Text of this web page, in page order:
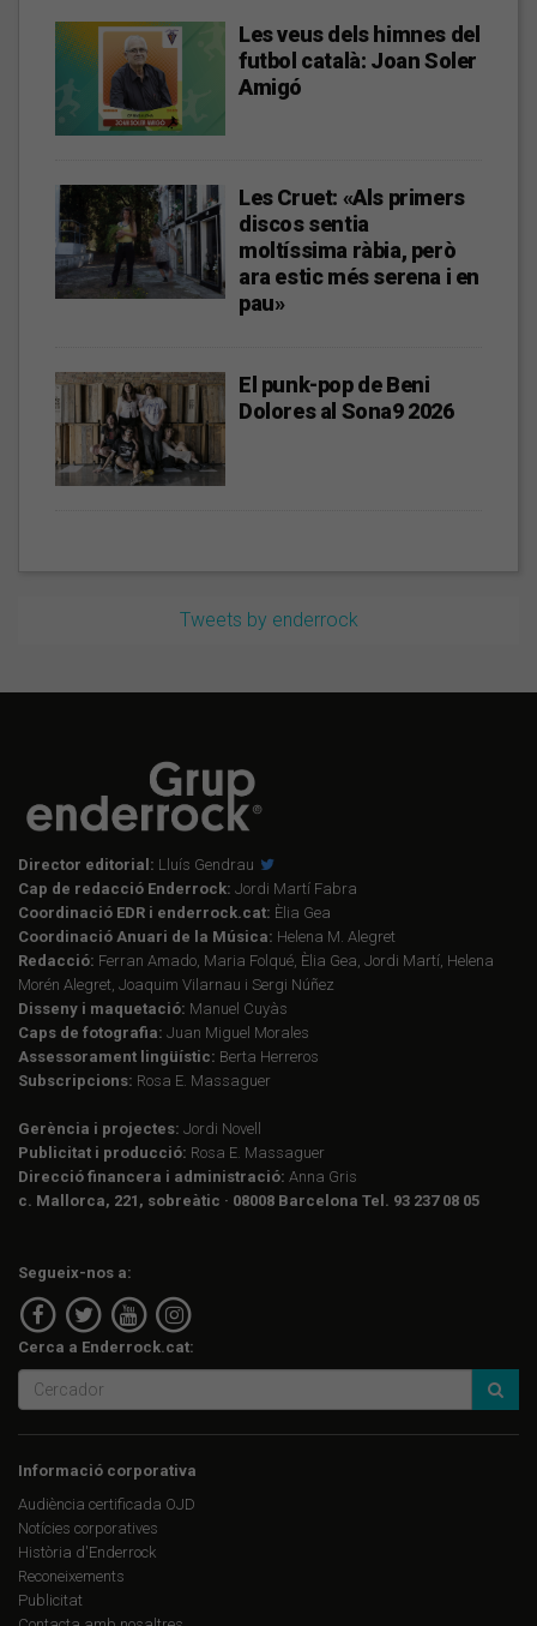
Les veus dels himnes del
futbol català: Joan Soler
Amigó
Les Cruet: «Als primers
discos sentia
moltíssima ràbia, però
ara estic més serena i en
pau»
El punk-pop de Beni
Dolores al Sona9 2026
Tweets by enderrock
Director editorial: Lluís Gendrau
Cap de redacció Enderrock: Jordi Martí Fabra
Coordinació EDR i enderrock.cat: Èlia Gea
Coordinació Anuari de la Música: Helena M. Alegret
Redacció: Ferran Amado, Maria Folqué, Èlia Gea, Jordi Martí, Helena
Morén Alegret, Joaquim Vilarnau i Sergi Núñez
Disseny i maquetació: Manuel Cuyàs
Caps de fotografia: Juan Miguel Morales
Assessorament lingüístic: Berta Herreros
Subscripcions: Rosa E. Massaguer
Gerència i projectes: Jordi Novell
Publicitat i producció: Rosa E. Massaguer
Direcció financera i administració: Anna Gris
c. Mallorca, 221, sobreàtic · 08008 Barcelona Tel. 93 237 08 05
Segueix-nos a:
Cerca a Enderrock.cat:
Informació corporativa
Audiència certificada OJD
Notícies corporatives
Història d'Enderrock
Reconeixements
Publicitat